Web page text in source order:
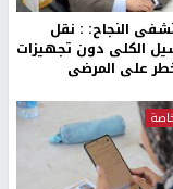
على ترامب
خمسة مواطنين